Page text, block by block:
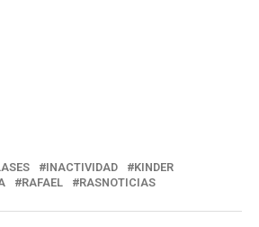
INACTIVIDAD
KINDER
RAFAEL RASNOTICIAS